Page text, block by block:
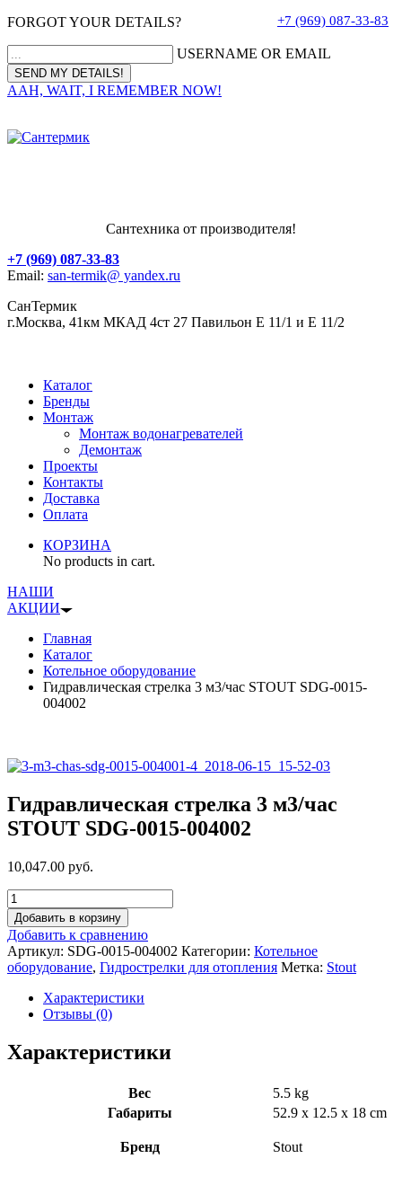
FORGOT YOUR DETAILS?
USERNAME OR EMAIL
AAH, WAIT, I REMEMBER NOW!
+7 (969) 087-33-83
Сантехника от производителя!
+7 (969) 087-33-83
Email: san-termik@ yandex.ru
СанТермик
г.Москва, 41км МКАД 4ст 27 Павильон Е 11/1 и Е 11/2
Каталог
Бренды
Монтаж
Монтаж водонагревателей
Демонтаж
Проекты
Контакты
Доставка
Оплата
КОРЗИНА
No products in cart.
НАШИ
АКЦИИ
Главная
Каталог
Котельное оборудование
Гидравлическая стрелка 3 м3/час STOUT SDG-0015-
004002
Гидравлическая стрелка 3 м3/час
STOUT SDG-0015-004002
10,047.00 руб.
Добавить в корзину
Добавить к сравнению
Артикул: SDG-0015-004002 Категории: Котельное
оборудование, Гидрострелки для отопления Метка: Stout
Характеристики
Отзывы (0)
Характеристики
Вес
5.5 kg
Габариты
52.9 x 12.5 x 18 cm
Бренд Stout